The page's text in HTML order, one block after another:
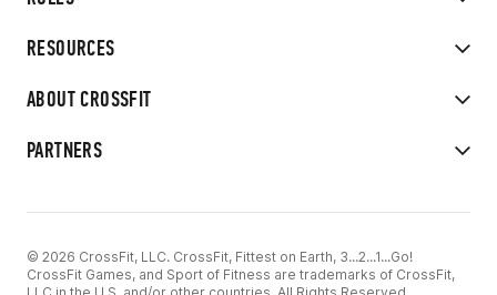
RESOURCES
ABOUT CROSSFIT
PARTNERS
© 2026 CrossFit, LLC. CrossFit, Fittest on Earth, 3...2...1...Go!
CrossFit Games, and Sport of Fitness are trademarks of CrossFit,